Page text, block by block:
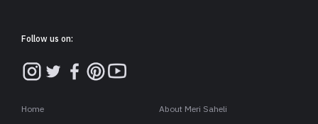
Follow us on:
Home About Meri Saheli